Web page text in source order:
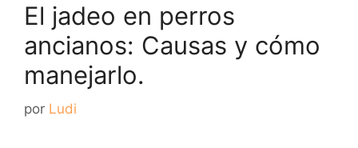
El jadeo en perros
ancianos: Causas y cómo
manejarlo.
por Ludi